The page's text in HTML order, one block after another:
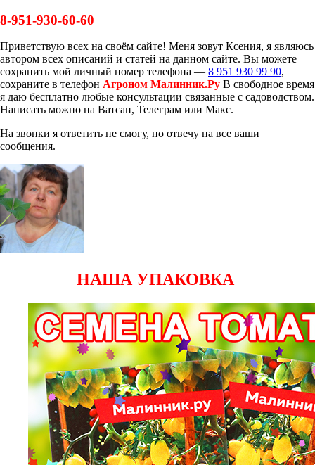
8-951-930-60-60
Приветствую всех на своём сайте! Меня зовут Ксения, я являюсь
автором всех описаний и статей на данном сайте. Вы можете
сохранить мой личный номер телефона — 8 951 930 99 90,
сохраните в телефон Агроном Малинник.Ру В свободное время
я даю бесплатно любые консультации связанные с садоводством.
Написать можно на Ватсап, Телеграм или Макс.
На звонки я ответить не смогу, но отвечу на все ваши
сообщения.
НАША УПАКОВКА